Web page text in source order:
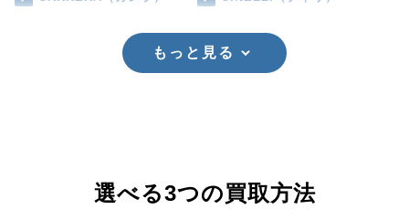
もっと見る
選べる3つの買取方法